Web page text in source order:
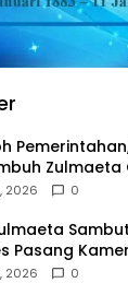
2026 0
Pasang
2026 0